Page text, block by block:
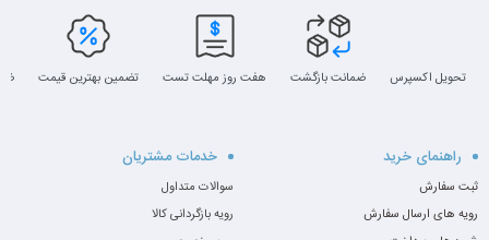
تحویل اکسپرس ضمانت بازگشت هفت روز مهلت تست تضمین بهترین قیمت
راهنمای خرید
ثبت سفارش
رویه های ارسال سفارش
خدمات مشتریان
سوالات متداول
رویه بازگردانی کالا